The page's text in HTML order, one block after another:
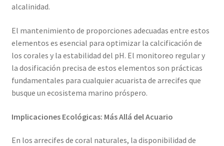
alcalinidad.
El mantenimiento de proporciones adecuadas entre estos
elementos es esencial para optimizar la calcificación de
los corales y la estabilidad del pH. El monitoreo regular y
la dosificación precisa de estos elementos son prácticas
fundamentales para cualquier acuarista de arrecifes que
busque un ecosistema marino próspero.
Implicaciones Ecológicas: Más Allá del Acuario
En los arrecifes de coral naturales, la disponibilidad de